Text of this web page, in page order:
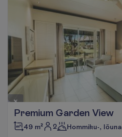
Premium Garden View
49 m² 2 Hommiku-,